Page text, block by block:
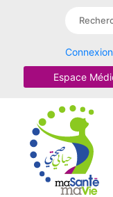
Connexion
Espace